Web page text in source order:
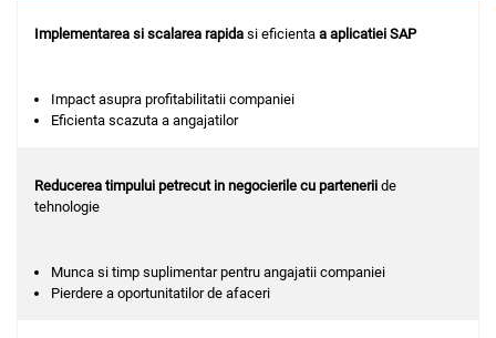
Implementarea si scalarea rapida si eficienta a aplicatiei SAP
Impact asupra profitabilitatii companiei
Eficienta scazuta a angajatilor
Reducerea timpului petrecut in negocierile cu partenerii de
tehnologie
Munca si timp suplimentar pentru angajatii companiei
Pierdere a oportunitatilor de afaceri